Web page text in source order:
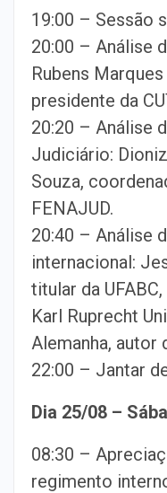
19:00 – Sessão
20:00 – Análise
Rubens
presidente da
20:20 – Análise
Judiciário:
Souza,
FENAJUD.
20:40 – Análise
internacional:
titular da
Karl Ruprecht
Alemanha, autor
22:00 – Jantar
Dia 25/08 –
08:30 –
regimento